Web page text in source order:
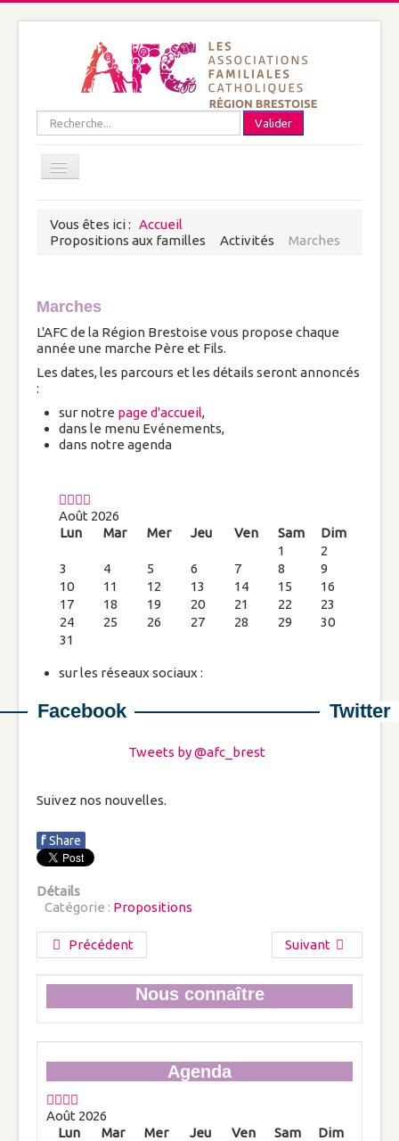
Rechercher Valider
Plan du site
Qui sommes-nous ?
Adhérer à l'AFC de la Région Brestoise
Nos bulletins
Propositions aux familles
Services
Bourse aux vêtements
Baby-sitting
Service aux consommateurs
Activités
Rallye des familles
Marches
Vie de famille
Vie spirituelle
La famille : Eglise domestique et cellule
vitale pour transformer le monde
A la St Michel.. « Tout le monde déménage
»
La famille chemin de miséricorde et de
sainteté
Vous êtes ici : Accueil
Propositions aux familles
Activités Marches
Marches
L'AFC de la Région Brestoise vous propose chaque
année une marche Père et Fils.
Les dates, les parcours et les détails seront annoncés
:
sur notre page d'accueil,
dans le menu Evénements,
dans notre agenda
Août 2026
Lun
Mar Mer Jeu Ven Sam
Dim
1
2
3
4 5 6 7 8
9
10
11 12 13 14 15
16
17
18 19 20 21 22
23
24
25 26 27 28 29
30
31
sur les réseaux sociaux :
Facebook Twitter
Tweets by @afc_brest
Suivez nos nouvelles.
f Share
Détails
Catégorie : Propositions
Précédent Suivant
Nous connaître
Agenda
Août 2026
Lun
Mar Mer Jeu Ven Sam
Dim